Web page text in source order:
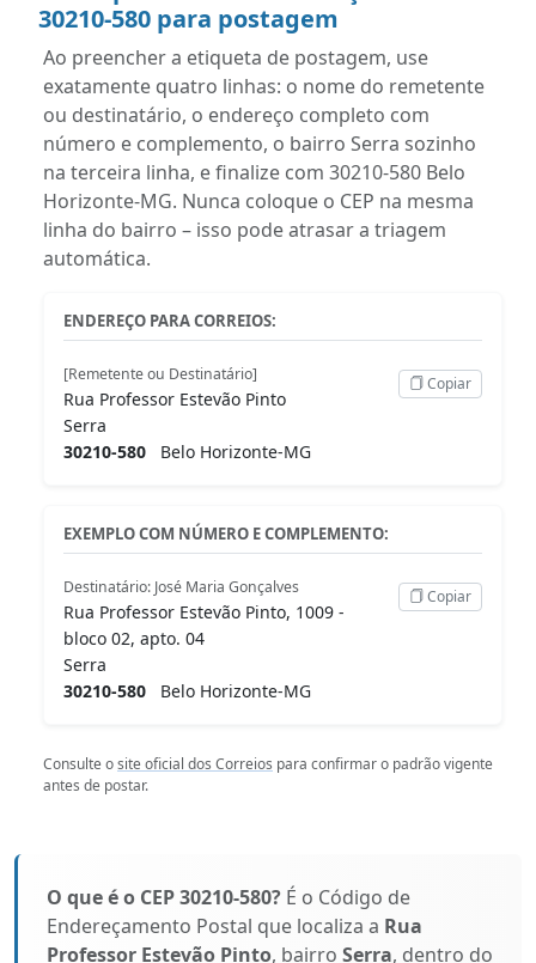
30210-580 para postagem
Ao preencher a etiqueta de postagem, use
exatamente quatro linhas: o nome do remetente
ou destinatário, o endereço completo com
número e complemento, o bairro Serra sozinho
na terceira linha, e finalize com 30210-580 Belo
Horizonte-MG. Nunca coloque o CEP na mesma
linha do bairro – isso pode atrasar a triagem
automática.
ENDEREÇO PARA CORREIOS:
[Remetente ou Destinatário]
Rua Professor Estevão Pinto
Serra
30210-580 Belo Horizonte-MG
Copiar
EXEMPLO COM NÚMERO E COMPLEMENTO:
Destinatário: José Maria Gonçalves
Rua Professor Estevão Pinto, 1009 -
bloco 02, apto. 04
Serra
30210-580 Belo Horizonte-MG
Copiar
Consulte osite oficial dos Correios para confirmar o padrão vigente
antes de postar.
O que é o CEP 30210-580? É o Código de
Endereçamento Postal que localiza a Rua
Professor Estevão Pinto, bairro Serra, dentro do